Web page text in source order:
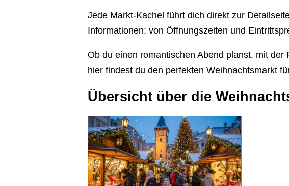
Jede Markt-Kachel führt dich direkt zur
Informationen: von Öffnungszeiten und
Ob du einen romantischen Abend planst, mit
hier findest du den perfekten Weihnachtsmarkt
Übersicht über die